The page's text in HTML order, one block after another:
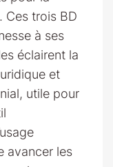
Ces trois BD
à ses
éclairent la
et
utile pour
avancer les